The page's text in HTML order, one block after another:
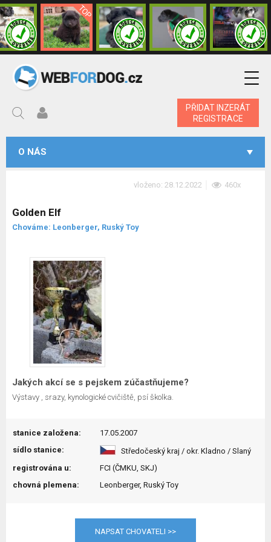
PŘIDAT INZERÁT
REGISTRACE
O NÁS
vloženo: 28.12.2022 460x
Golden Elf
Chováme: Leonberger, Ruský Toy
Jakých akcí se s pejskem zúčastňujeme?
Výstavy , srazy, kynologické cvičiště, psí školka.
stanice založena:
17.05.2007
sídlo stanice:
Středočeský kraj / okr. Kladno / Slaný
registrována u:
FCI (ČMKU, SKJ)
chovná plemena:
Leonberger, Ruský Toy
NAPSAT CHOVATELI >>